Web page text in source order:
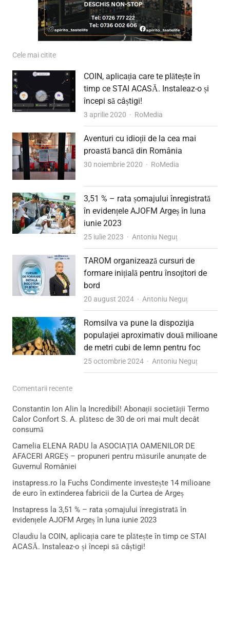
Cele mai citite
COIN, aplicația care te plătește în
timp ce STAI ACASĂ. Instaleaz-o și
începi să câștigi!
3 aprilie 2020 Author
RoMedia
Aventuri cu idioții de la cea mai
proastă bancă din România
30 noiembrie 2020 Author
RoMedia
3,51 % – rata șomajului înregistrată
în evidențele AJOFM Argeș în luna
iunie 2023
25 iulie 2023 Author
Antoniu Neguț
TAROM organizează cursuri de
formare inițială pentru însoţitori de
bord
20 august 2024 Author
Antoniu Neguț
Romsilva va pune la dispoziţia
populaţiei aproximativ două milioane
de metri cubi de lemn pentru foc
25 octombrie 2024 Author
Antoniu Neguț
Comentarii recente
Constantin Ion Alin la Incredibil! Abonații societății Termo
Calor Confort S. A. plătesc de 30 de ori mai mult decât
consumă
Camelia ELENA RADU la ASOCIAȚIA OAMENILOR DE
AFACERI ARGEȘ – propuneri pentru măsurile anunțate de
Guvernul României
instapress.ro la Fuchs Condimente investește 14 milioane
de euro în extinderea fabricii de la Curtea de Argeș
Instapress la 3,51 % – rata șomajului înregistrată în
evidențele AJOFM Argeș în luna iunie 2023
Claudiu la COIN, aplicația care te plătește în timp ce STAI
ACASĂ. Instaleaz-o și începi să câștigi!